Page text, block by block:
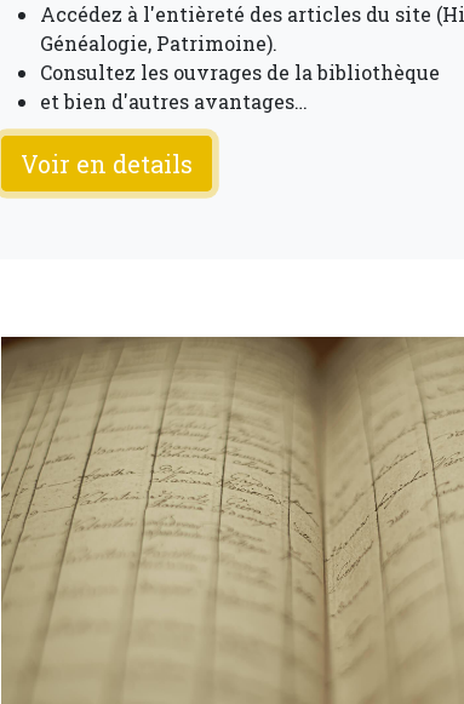
Accédez à l'entièreté des articles du site
Généalogie, Patrimoine).
Consultez les ouvrages de la bibliothèque
et bien d'autres avantages…
Voir en details
Média
Image